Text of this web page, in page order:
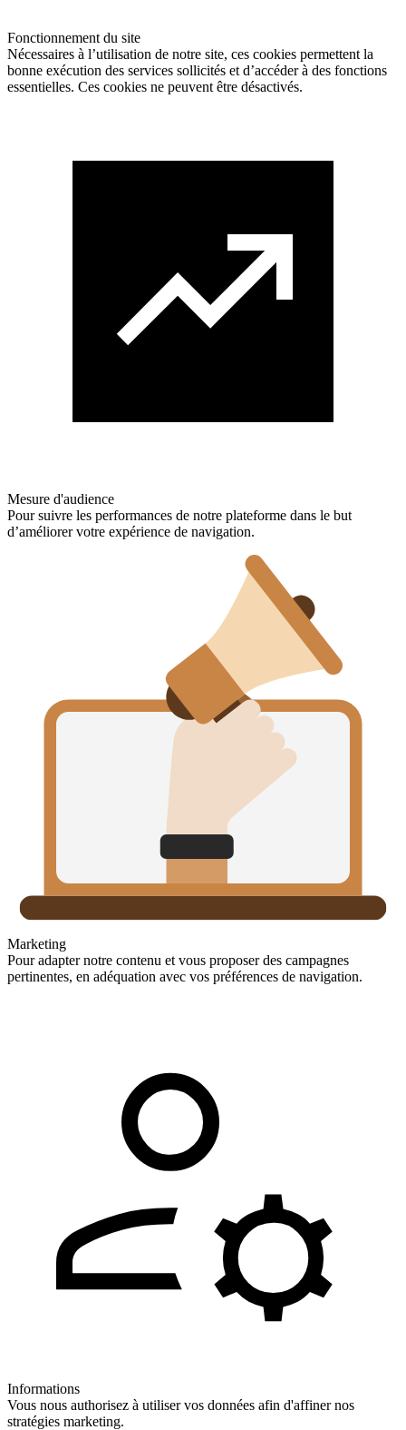
Fonctionnement du site
Nécessaires à l’utilisation de notre site, ces cookies permettent la
bonne exécution des services sollicités et d’accéder à des fonctions
essentielles. Ces cookies ne peuvent être désactivés.
Mesure d'audience
Pour suivre les performances de notre plateforme dans le but
d’améliorer votre expérience de navigation.
Marketing
Pour adapter notre contenu et vous proposer des campagnes
pertinentes, en adéquation avec vos préférences de navigation.
Informations
Vous nous authorisez à utiliser vos données afin d'affiner nos
stratégies marketing.